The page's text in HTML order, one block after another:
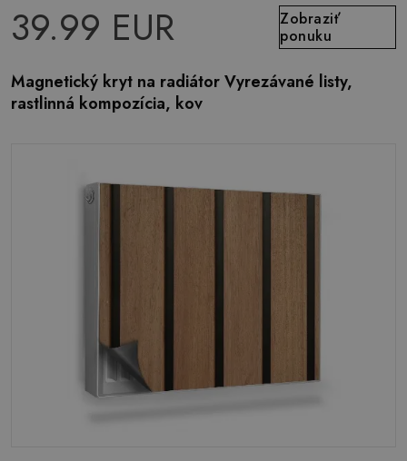
39.99 EUR
Zobraziť
ponuku
Magnetický kryt na radiátor Vyrezávané listy,
rastlinná kompozícia, kov